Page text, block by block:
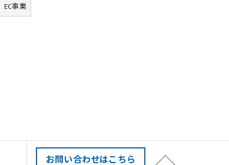
EC事業
お問い合わせはこちら